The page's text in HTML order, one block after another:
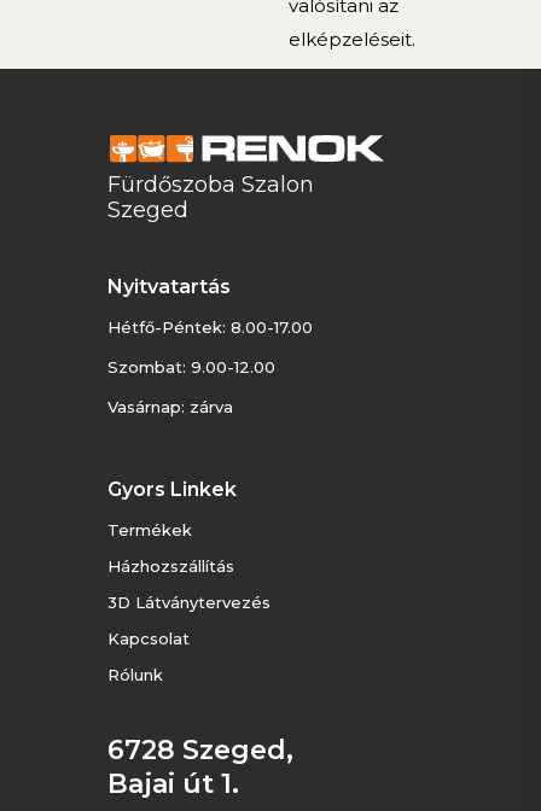
valósítani az
elképzeléseit.
Fürdőszoba Szalon
Szeged
Nyitvatartás
Hétfő-Péntek: 8.00-17.00
Szombat: 9.00-12.00
Vasárnap: zárva
Gyors Linkek
Termékek
Házhozszállítás
3D Látványtervezés
Kapcsolat
Rólunk
6728 Szeged,
Bajai út 1.